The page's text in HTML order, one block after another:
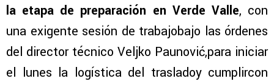
la etapa de preparación en Verde Valle, con
una exigente sesión de trabajobajo las órdenes
del director técnico Veljko Paunović,para iniciar
el lunes la logística del trasladoy cumplircon